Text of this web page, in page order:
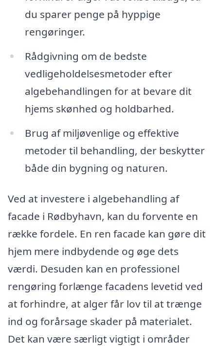
du sparer penge på hyppige
rengøringer.
Rådgivning om de bedste
vedligeholdelsesmetoder efter
algebehandlingen for at bevare dit
hjems skønhed og holdbarhed.
Brug af miljøvenlige og effektive
metoder til behandling, der beskytter
både din bygning og naturen.
Ved at investere i algebehandling af
facade i Rødbyhavn, kan du forvente en
række fordele. En ren facade kan gøre dit
hjem mere indbydende og øge dets
værdi. Desuden kan en professionel
rengøring forlænge facadens levetid ved
at forhindre, at alger får lov til at trænge
ind og forårsage skader på materialet.
Det kan være særligt vigtigt i områder